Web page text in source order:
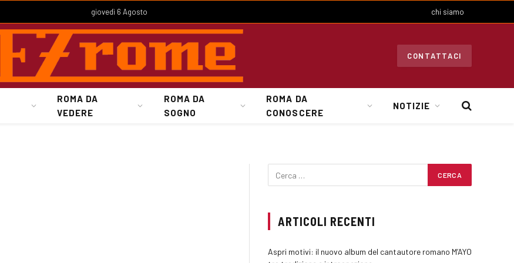
giovedì 6 Agosto chi siamo
CONTATTACI
ROMA DA
VEDERE
ROMA DA
SOGNO
ROMA DA
CONOSCERE
NOTIZIE
ARTICOLI RECENTI
Aspri motivi: il nuovo album del cantautore romano M’AYO